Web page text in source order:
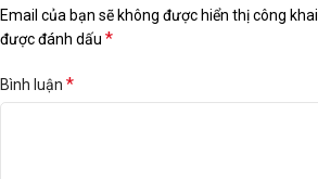
Email của bạn sẽ không được hiển thị công khai.
được đánh dấu *
Bình luận *